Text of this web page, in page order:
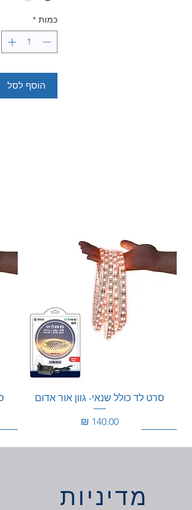
כמות *
הוסף לסל
סרט לד כולל שנאי- גוון אור אדום
מחיר‏140.00 ‏₪
מדיניות